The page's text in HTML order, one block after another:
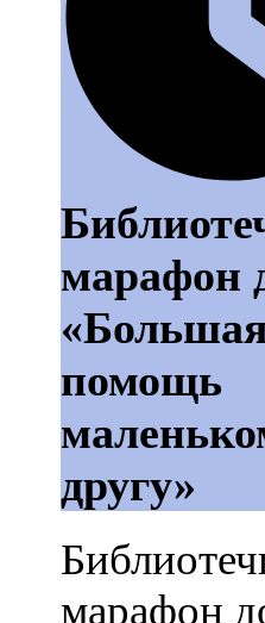
марафон
помощь
другу»
марафон